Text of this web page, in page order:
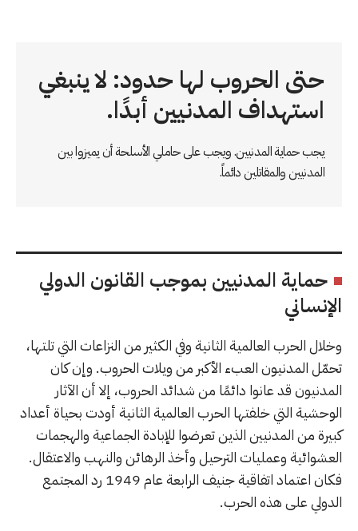
حتى الحروب لها حدود: لا ينبغي
استهداف المدنيين أبدًا.
يجب حماية المدنيين. ويجب على حاملي الأسلحة أن يميزوا بين
المدنيين والمقاتلين دائماً.
حماية المدنيين بموجب القانون الدولي
الإنساني
وخلال الحرب العالمية الثانية وفي الكثير من النزاعات التي تلتها،
تحمّل المدنيون العبء الأكبر من ويلات الحروب. وإن كان
المدنيون قد عانوا دائمًا من شدائد الحروب، إلا أن الآثار
الوحشية التي خلفتها الحرب العالمية الثانية أودت بحياة أعداد
كبيرة من المدنيين الذين تعرضوا للإبادة الجماعية والهجمات
العشوائية وعمليات الترحيل وأخذ الرهائن والنهب والاعتقال.
فكان اعتماد اتفاقية جنيف الرابعة عام 1949 رد المجتمع
الدولي على هذه الحرب.